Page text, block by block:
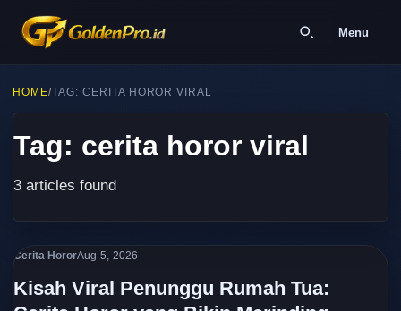
Menu
HOME/TAG: CERITA HOROR VIRAL
Tag: cerita horor viral
3 articles found
Cerita HororAug 5, 2026
Kisah Viral Penunggu Rumah Tua: